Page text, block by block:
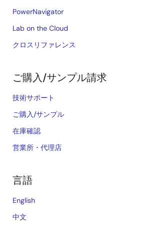
PowerNavigator
Lab on the Cloud
クロスリファレンス
ご購入/サンプル請求
技術サポート
ご購入/サンプル
在庫確認
営業所・代理店
言語
English
中文